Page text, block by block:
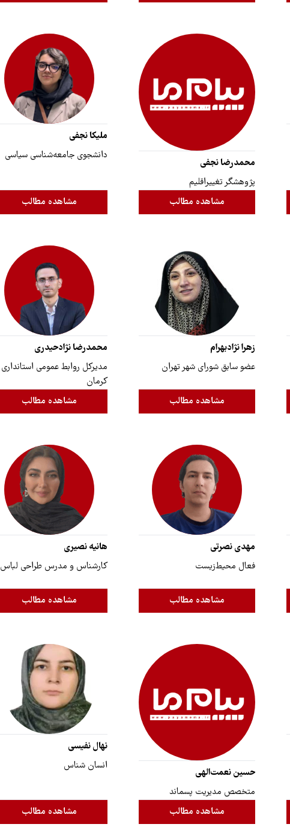
محمدرضا نجفی‌
پژوهشگر تغییراقلیم
مشاهده مطالب
ملیکا نجفی
دانشجوی جامعه‌شناسی سیاسی
مشاهده مطالب
زهرا نژادبهرام
عضو سابق شورای شهر تهران
مشاهده مطالب
محمدرضا نژادحیدری
مدیرکل روابط عمومی استانداری
کرمان
مشاهده مطالب
مهدی نصرتی
فعال محیط‌زیست
مشاهده مطالب
هانیه نصیری
کارشناس و مدرس طراحی لباس
مشاهده مطالب
حسین نعمت‌الهی
متخصص مدیریت پسماند
مشاهده مطالب
نهال نفیسی
انسان شناس
مشاهده مطالب